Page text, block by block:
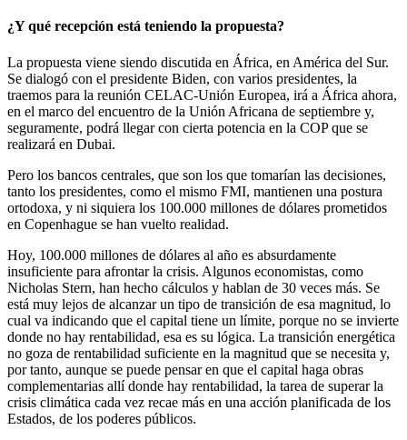
¿Y qué recepción está teniendo la propuesta?
La propuesta viene siendo discutida en África, en América del Sur.
Se dialogó con el presidente Biden, con varios presidentes, la
traemos para la reunión CELAC-Unión Europea, irá a África ahora,
en el marco del encuentro de la Unión Africana de septiembre y,
seguramente, podrá llegar con cierta potencia en la COP que se
realizará en Dubai.
Pero los bancos centrales, que son los que tomarían las decisiones,
tanto los presidentes, como el mismo FMI, mantienen una postura
ortodoxa, y ni siquiera los 100.000 millones de dólares prometidos
en Copenhague se han vuelto realidad.
Hoy, 100.000 millones de dólares al año es absurdamente
insuficiente para afrontar la crisis. Algunos economistas, como
Nicholas Stern, han hecho cálculos y hablan de 30 veces más. Se
está muy lejos de alcanzar un tipo de transición de esa magnitud, lo
cual va indicando que el capital tiene un límite, porque no se invierte
donde no hay rentabilidad, esa es su lógica. La transición energética
no goza de rentabilidad suficiente en la magnitud que se necesita y,
por tanto, aunque se puede pensar en que el capital haga obras
complementarias allí donde hay rentabilidad, la tarea de superar la
crisis climática cada vez recae más en una acción planificada de los
Estados, de los poderes públicos.